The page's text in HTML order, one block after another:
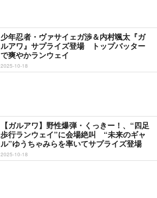
少年忍者・ヴァサイェガ渉＆内村颯太『ガ
ルアワ』サプライズ登場 トップバッター
で爽やかランウェイ
2025-10-18
【ガルアワ】野性爆弾・くっきー！、“四足
歩行ランウェイ”に会場絶叫 “未来のギャ
ル”ゆうちゃみらを率いてサプライズ登場
2025-10-18